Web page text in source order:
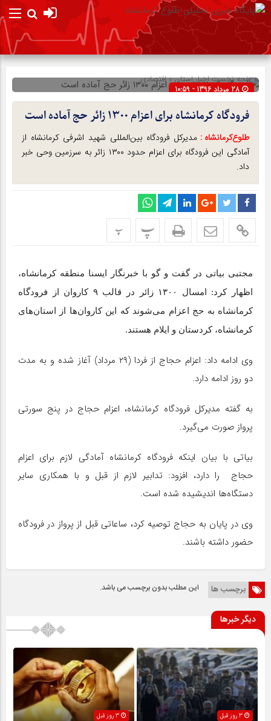
صفحه نخستاخبار استان»اقتصادی
28 مرداد 1396 - 10:59
شناسه : 385
فرودگاه کرمانشاه برای اعزام ۱۳۰۰ زائر حج آماده است
طلوع‌‌کرمانشاه : مدیرکل فرودگاه بین‌المللی شهید اشرفی کرمانشاه از
آمادگی این فرودگاه برای اعزام حدود ۱۳۰۰ زائر به سرزمین وحی خبر
داد.
پ پ
مجتبی بیاتی در گفت و گو با خبرنگار ایسنا منطقه کرمانشاه،
اظهار کرد: امسال ۱۳۰۰ زائر در قالب ۹ کاروان از فرودگاه
کرمانشاه به حج اعزام می‌شوند که این کاروان‌ها از استان‌های
کرمانشاه، کردستان و ایلام هستند.
وی ادامه داد: اعزام حجاج از فردا (۲۹ مرداد) آغاز شده و به مدت
دو روز ادامه دارد.
به گفته مدیرکل فرودگاه کرمانشاه، اعزام حجاج در پنج سورتی
پرواز صورت می‌گیرد.
بیاتی با بیان اینکه فرودگاه کرمانشاه آمادگی لازم برای اعزام
حجاج را دارد، افزود: تدابیر لازم از قبل و با همکاری سایر
دستگاه‌ها اندیشیده شده است.
وی در پایان به حجاج توصیه کرد، ساعاتی قبل از پرواز در فرودگاه
حضور داشته باشند.
برچسب ها این مطلب بدون برچسب می باشد.
دیگر خبرها
3 روز قبل